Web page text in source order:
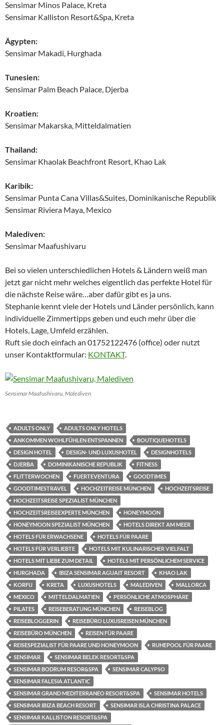
Sensimar Minos Palace, Kreta
Sensimar Kalliston Resort&Spa, Kreta
Ägypten:
Sensimar Makadi, Hurghada
Tunesien:
Sensimar Palm Beach Palace, Djerba
Kroatien:
Sensimar Makarska, Mitteldalmatien
Thailand:
Sensimar Khaolak Beachfront Resort, Khao Lak
Karibik:
Sensimar Punta Cana Villas&Suites, Dominikanische Republik
Sensimar Riviera Maya, Mexico
Malediven:
Sensimar Maafushivaru
Bei so vielen unterschiedlichen Hotels & Ländern weiß man
jetzt gar nicht mehr welches eigentlich das perfekte Hotel für
die nächste Reise wäre…aber dafür gibt es ja uns.
Stephanie kennt viele der Hotels und Länder persönlich, kann
individuelle Zimmertipps geben und euch mehr über die
Hotels, Lage, Umfeld erzählen.
Ruft sie doch einfach an 01752122476 (office) oder nutzt
unser Kontaktformular: KONTAKT.
Sensimar Maafushivaru, Malediven
ADULTS ONLY
ADULTS ONLY HOTELS
ANKOMMEN WOHLFÜHLEN ENTSPANNEN
BOUTIQUEHOTELS
DESIGN HOTEL
DESIGN- UND LUXUSHOTEL
DESIGNHOTELS
DJERBA
DOMINIKANISCHE REPUBLIK
FITNESS
FLITTERWOCHEN
FUERTEVENTURA
GOODTIMES
GOODTIMESTRAVEL
HOCHZEITREISE MÜNCHEN
HOCHZEITSREISE
HOCHZEITSREISE SPEZIALIST MÜNCHEN
HOCHZEITSREISEEXPERTE MÜNCHEN
HONEYMOON
HONEYMOON SPEZIALIST MÜNCHEN
HOTELS DIREKT AM MEER
HOTELS FÜR ERWACHSENE
HOTELS FÜR PAARE
HOTELS FÜR VERLIEBTE
HOTELS MIT KULINARISCHER VIELFALT
HOTELS MIT LIEBE ZUM DETAIL
HOTELS MIT PERSÖNLICHEM SERVICE
HURGHADA
IBIZA SENSIMAR AGUAIT RESORT
KHAO LAK
KORFU
KRETA LUXUSHOTELS MALEDIVEN
MALLORCA
MEXICO
MITTELDALMATIEN
PERSÖNLICHE ATMOSPHÄRE
PILATES
REISEBERATUNG MÜNCHEN
REISEBLOG
REISEBLOGGERIN
REISEBÜRO LUXUSREISEN MÜNCHEN
REISEBÜRO MÜNCHEN
REISEN FÜR PAARE
REISESPEZIALIST FÜR PAARE UND HONEYMOON
RUHEPOOL FÜR PAARE
SENSIMAR
SENSIMAR BELEK RESORT&SPA
SENSIMAR BODRUM RESOR&SPA
SENSIMAR CALYPSO
SENSIMAR FALESIA ATLANTIC
SENSIMAR GRAND MEDITERRANEO RESORT&SPA
SENSIMAR HOTELS
SENSIMAR IBIZA BEACH RESORT
SENSIMAR ISLA CHRISTINA PALACE
SENSIMAR KALLISTON RESORT&SPA